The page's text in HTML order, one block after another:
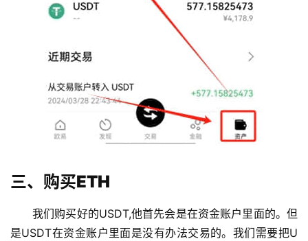
三、购买ETH
我们购买好的USDT,他首先会是在资金账户里面的。但
是USDT在资金账户里面是没有办法交易的。我们需要把U